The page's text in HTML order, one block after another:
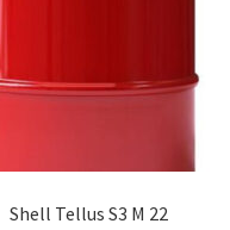
Shell Tellus S3 M 22